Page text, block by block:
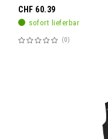
sofort lieferbar
Bewertung:
0
CHF 60.39